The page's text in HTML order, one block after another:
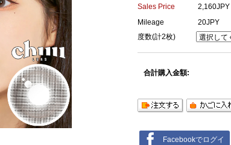
Sales Price
2,160JPY
Mileage
20JPY
度数(計2枚)
合計購入金額:
Facebookでログイ